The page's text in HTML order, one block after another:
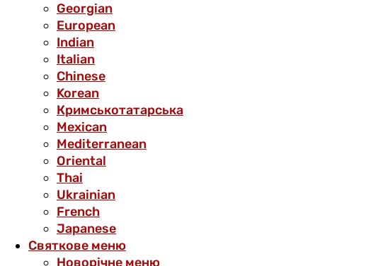
Georgian
European
Indian
Italian
Chinese
Korean
Кримськотатарська
Mexican
Mediterranean
Oriental
Thai
Ukrainian
French
Japanese
Святкове меню
Новорічне меню